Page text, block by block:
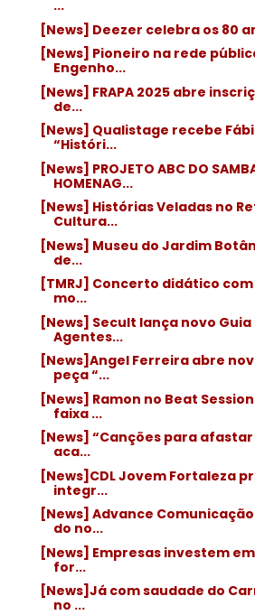
...
[News] Deezer celebra os 80
[News] Pioneiro na rede
Engenho...
[News] FRAPA 2025 abre
de...
[News] Qualistage recebe
“Históri...
[News] PROJETO ABC DO
HOMENAG...
[News] Histórias Veladas no
Cultura...
[News] Museu do Jardim
de...
[TMRJ] Concerto didático
mo...
[News] Secult lança novo
Agentes...
[News]Angel Ferreira abre
peça “...
[News] Ramon no Beat
faixa ...
[News] “Canções para
aca...
[News]CDL Jovem Fortaleza
integr...
[News] Advance
do no...
[News] Empresas investem
for...
[News]Já com saudade do
no ...